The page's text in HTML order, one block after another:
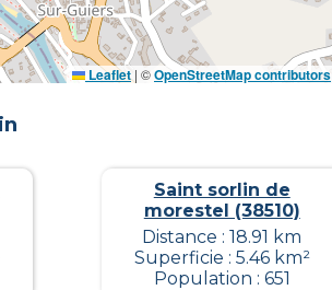
Leaflet | ©OpenStreetMap contributors
Saint sorlin de
morestel (38510)
Distance : 18.91 km
Superficie : 5.46 km²
Population : 651